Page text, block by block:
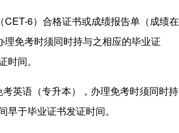
6）合格证书或成绩报告单（成绩在
免考时须同时持与之相应的毕业证
间。
英语（专升本），办理免考时须同时持
于毕业证书发证时间。